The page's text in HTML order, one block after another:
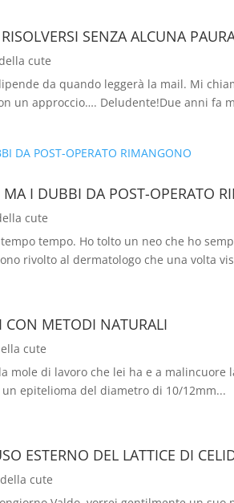
SENZA ALCUNA
cute
da quando leggerà la mail. Mi
un approccio…. Deludente!Due anni fa
I DUBBI DA POST-OPERATO
cute
tempo. Ho tolto un neo che ho
rivolto al dermatologo che una volta
CON METODI NATURALI
cute
la mole di lavoro che lei ha e a
epitelioma del diametro di 10/12mm...
ESTERNO DEL LATTICE DI
cute